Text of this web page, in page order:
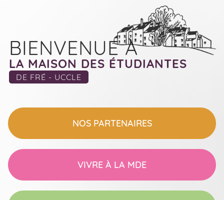
BIENVENUE À
LA MAISON DES ÉTUDIANTES
DE FRÉ - UCCLE
NOS PARTENAIRES
VIVRE À LA MDE